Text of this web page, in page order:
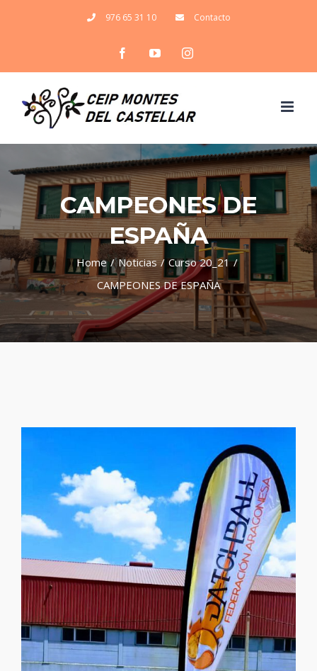
976 65 31 10 Contacto
FacebookYouTubeInstagram
CAMPEONES DE
ESPAÑA
Home / Noticias / Curso 20_21 /
CAMPEONES DE ESPAÑA